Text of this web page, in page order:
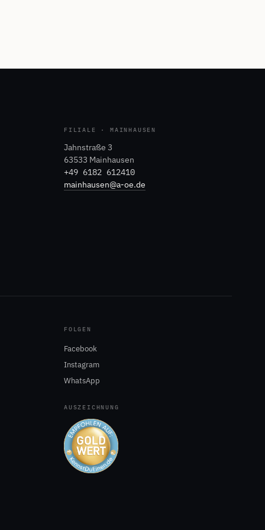
FILIALE · MAINHAUSEN
Jahnstraße 3
63533 Mainhausen
+49 6182 612410
mainhausen@a-oe.de
FOLGEN
Facebook
Instagram
WhatsApp
AUSZEICHNUNG